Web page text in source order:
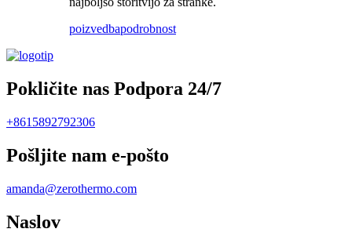
poizvedbapodrobnost
Pokličite nas Podpora 24/7
+8615892792306
Pošljite nam e-pošto
amanda@zerothermo.com
Naslov